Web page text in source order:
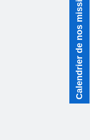
Calendrier de nos missions